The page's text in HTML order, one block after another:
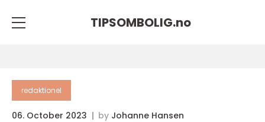
TIPSOMBOLIG.no
redaktionel
06. October 2023 by Johanne Hansen